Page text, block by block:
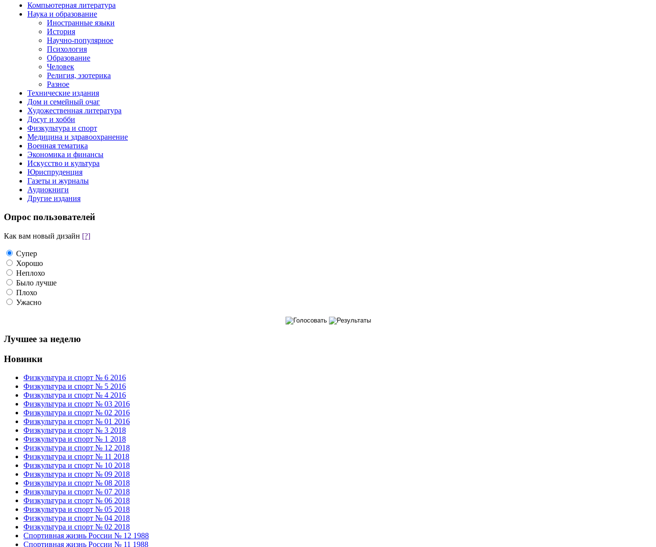
Компьютерная литература
Наука и образование
Иностранные языки
История
Научно-популярное
Психология
Образование
Человек
Религия, эзотерика
Разное
Технические издания
Дом и семейный очаг
Художественная литература
Досуг и хобби
Физкультура и спорт
Медицина и здравоохранение
Военная тематика
Экономика и финансы
Искусство и культура
Юриспруденция
Газеты и журналы
Аудиокниги
Другие издания
Опрос пользователей
Как вам новый дизайн [?]
Супер
Хорошо
Неплохо
Было лучше
Плохо
Ужасно
Лучшее за неделю
Новинки
Физкультура и спорт № 6 2016
Физкультура и спорт № 5 2016
Физкультура и спорт № 4 2016
Физкультура и спорт № 03 2016
Физкультура и спорт № 02 2016
Физкультура и спорт № 01 2016
Физкультура и спорт № 3 2018
Физкультура и спорт № 1 2018
Физкультура и спорт № 12 2018
Физкультура и спорт № 11 2018
Физкультура и спорт № 10 2018
Физкультура и спорт № 09 2018
Физкультура и спорт № 08 2018
Физкультура и спорт № 07 2018
Физкультура и спорт № 06 2018
Физкультура и спорт № 05 2018
Физкультура и спорт № 04 2018
Физкультура и спорт № 02 2018
Спортивная жизнь России № 12 1988
Спортивная жизнь России № 11 1988